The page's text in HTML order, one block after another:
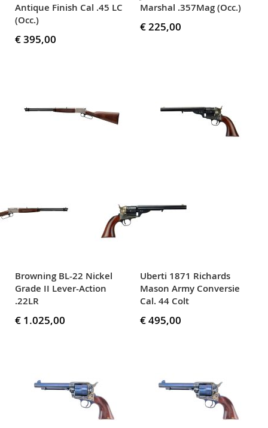
Antique Finish Cal .45 LC
(Occ.)
€ 395,00
Marshal .357Mag (Occ.)
€ 225,00
Browning BL-22 Nickel
Grade II Lever-Action
.22LR
€ 1.025,00
Uberti 1871 Richards
Mason Army Conversie
Cal. 44 Colt
€ 495,00